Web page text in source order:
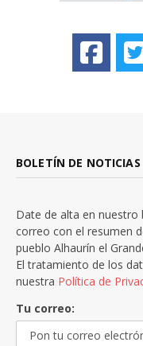
BOLETÍN DE NOTICIAS
Date de alta en nuestro
correo con el resumen
pueblo Alhaurín el
El tratamiento de los
nuestra Política de
Tu correo: